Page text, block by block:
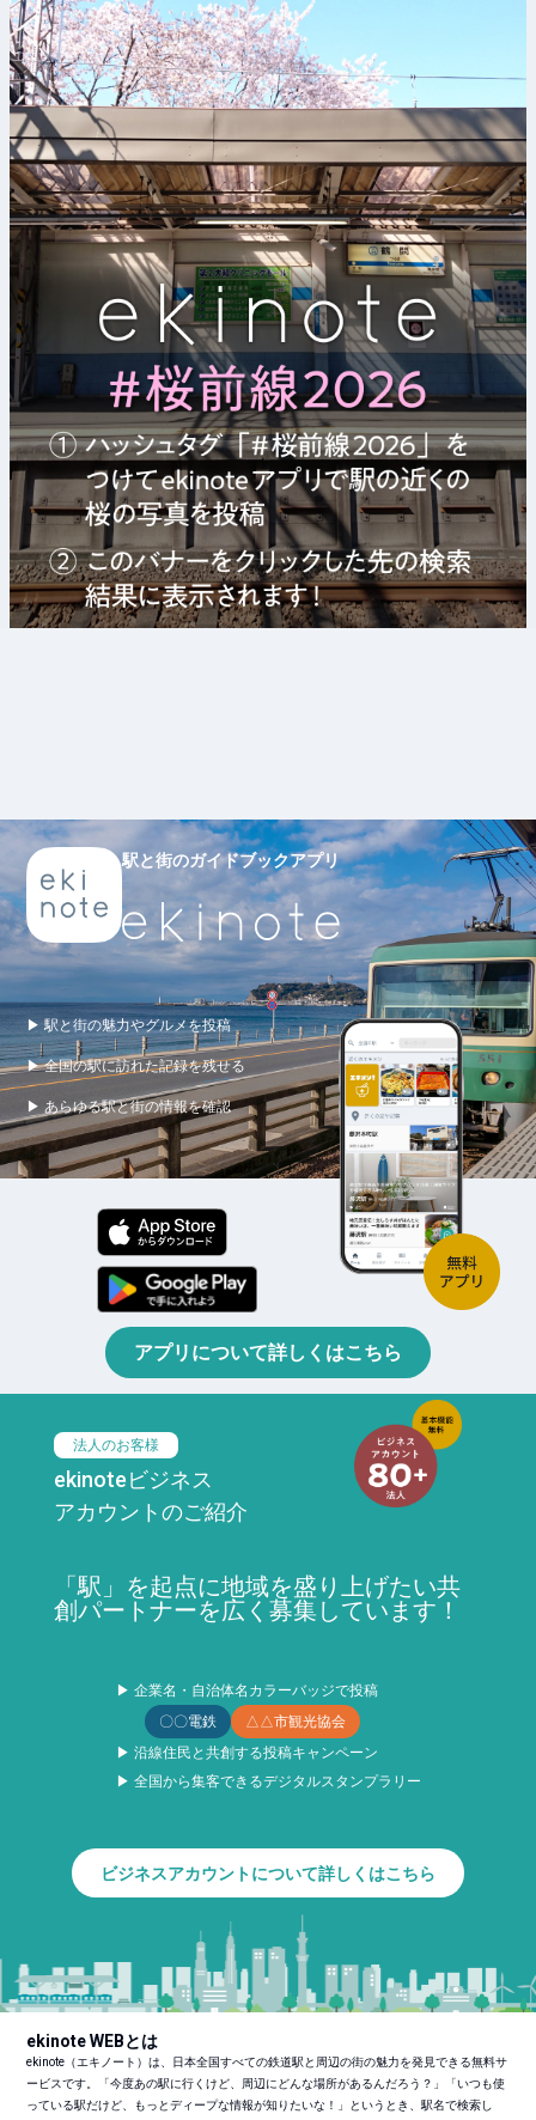
駅と街のガイドブックアプリ
▶ 駅と街の魅力やグルメを投稿
▶ 全国の駅に訪れた記録を残せる
▶ あらゆる駅と街の情報を確認
アプリについて詳しくはこちら
法人のお客様
ekinoteビジネス
アカウントのご紹介
「駅」を起点に地域を盛り上げたい共
創パートナーを広く募集しています！
▶ 企業名・自治体名カラーバッジで投稿
〇〇電鉄
△△市観光協会
▶ 沿線住民と共創する投稿キャンペーン
▶ 全国から集客できるデジタルスタンプラリー
ビジネスアカウントについて詳しくはこちら
ekinote WEBとは
ekinote（エキノート）は、日本全国すべての鉄道駅と周辺の街の魅力を発見できる無料サ
ービスです。「今度あの駅に行くけど、周辺にどんな場所があるんだろう？」「いつも使
っている駅だけど、もっとディープな情報が知りたいな！」というとき、駅名で検索し